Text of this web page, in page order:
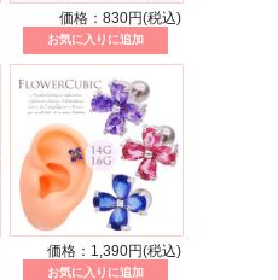
価格：830円(税込)
価格：1,390円(税込)